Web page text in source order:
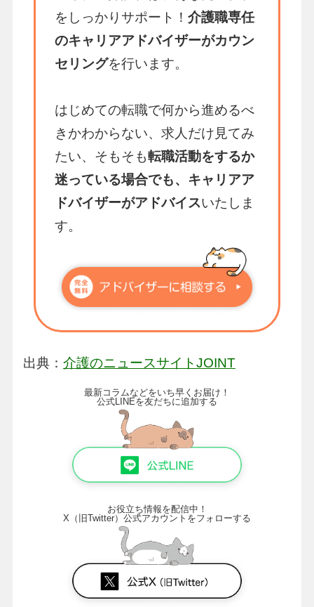
をしっかりサポート！ 介護職専任
のキャリアアドバイザーがカウン
セリングを行います。
はじめての転職で何から進めるべ
きかわからない、求人だけ見てみ
たい、そもそも転職活動をするか
迷っている場合でも、キャリアア
ドバイザーがアドバイスいたしま
す。
出典： 介護のニュースサイトJOINT
最新コラムなどをいち早くお届け！
公式LINEを友だちに追加する
お役立ち情報を配信中！
X（旧Twitter）公式アカウントをフォローする